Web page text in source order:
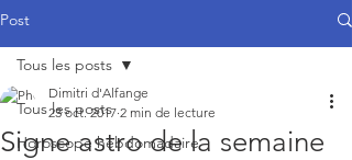
Post
Tous les posts
Horoscope hebdomadaire
Tous les posts
Signe astro de la semaine
Dimitri d'Alfange
23 oct. 2017 2 min de lecture